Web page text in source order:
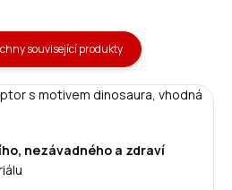
související produkty
s motivem dinosaura, vhodná
nezávadného a zdraví